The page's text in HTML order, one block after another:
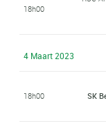
18h00
4 Maart 2023
18h00 SK